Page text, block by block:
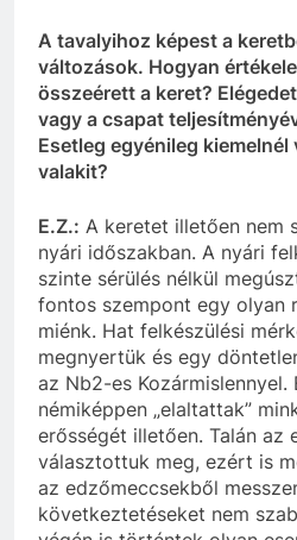
A tavalyihoz képest a
változások. Hogyan
összeérett a keret?
vagy a csapat
Esetleg egyénileg kiemelnél
valakit?
E.Z.: A keretet illetően nem
nyári időszakban. A nyári
szinte sérülés nélkül
fontos szempont egy olyan
miénk. Hat felkészülési
megnyertük és egy
az Nb2-es
némiképpen „elaltattak”
erősségét illetően. Talán az
választottuk meg, ezért is
az edzőmeccsekből
következtetéseket nem